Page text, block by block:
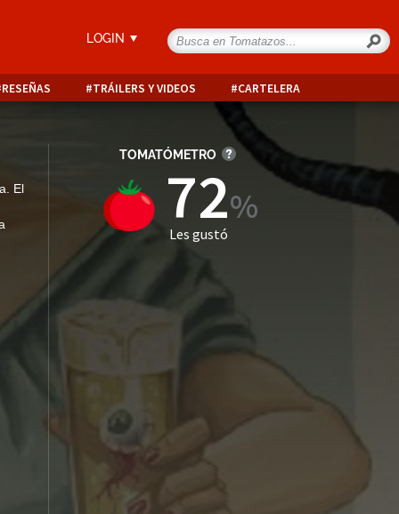
LOGIN
RESEÑAS TRÁILERS Y VIDEOS CARTELERA
El
TOMATÓMETRO
72
Les gustó